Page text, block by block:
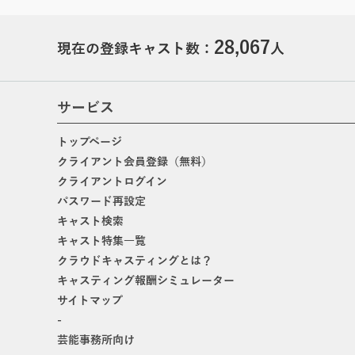
現在の登録キャスト数： 28,067人
サービス
トップページ
クライアント会員登録（無料）
クライアントログイン
パスワード再設定
キャスト検索
キャスト特集一覧
クラウドキャスティングとは？
キャスティング報酬シミュレーター
サイトマップ
-
芸能事務所向け